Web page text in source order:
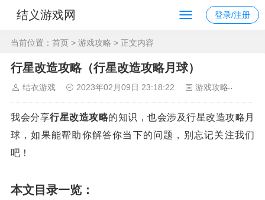
结义游戏网 登录/注册
当前位置： 首页 > 游戏攻略 > 正文内容
行星改造攻略（行星改造攻略月球）
结衣游戏 2023年02月09日 23:18:22 游戏攻略
我会分享行星改造攻略的知识，也会涉及行星改造攻略月
球，如果能帮助你解答你当下的问题，别忘记关注我们
吧！
本文目录一览：